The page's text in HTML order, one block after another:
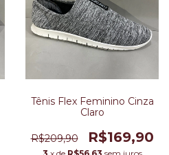
Tênis Flex Feminino Cinza
Claro
R$209,90 R$169,90